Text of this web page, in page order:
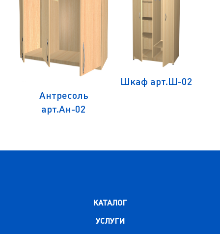
Антресоль
арт.Ан-02
Шкаф арт.Ш-02
КАТАЛОГ
УСЛУГИ